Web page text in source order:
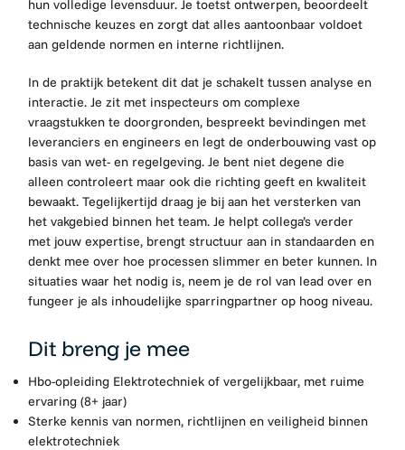
hun volledige levensduur. Je toetst ontwerpen, beoordeelt
technische keuzes en zorgt dat alles aantoonbaar voldoet
aan geldende normen en interne richtlijnen.
In de praktijk betekent dit dat je schakelt tussen analyse en
interactie. Je zit met inspecteurs om complexe
vraagstukken te doorgronden, bespreekt bevindingen met
leveranciers en engineers en legt de onderbouwing vast op
basis van wet- en regelgeving. Je bent niet degene die
alleen controleert maar ook die richting geeft en kwaliteit
bewaakt. Tegelijkertijd draag je bij aan het versterken van
het vakgebied binnen het team. Je helpt collega’s verder
met jouw expertise, brengt structuur aan in standaarden en
denkt mee over hoe processen slimmer en beter kunnen. In
situaties waar het nodig is, neem je de rol van lead over en
fungeer je als inhoudelijke sparringpartner op hoog niveau.
Dit breng je mee
Hbo-opleiding Elektrotechniek of vergelijkbaar, met ruime
ervaring (8+ jaar)
Sterke kennis van normen, richtlijnen en veiligheid binnen
elektrotechniek